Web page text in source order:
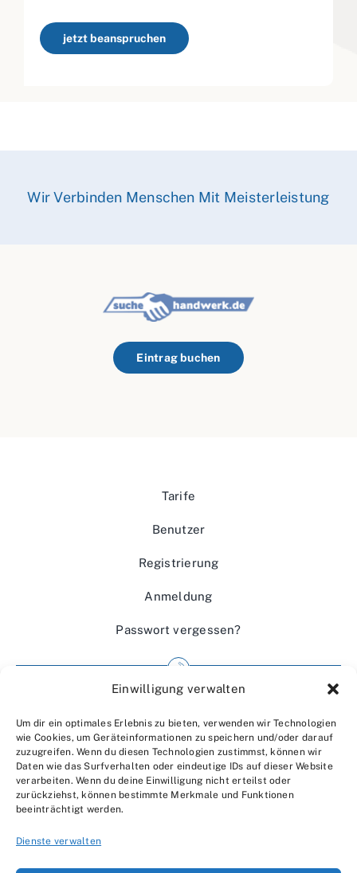
Einwilligung verwalten
Um dir ein optimales Erlebnis zu bieten, verwenden wir Technologien
wie Cookies, um Geräteinformationen zu speichern und/oder darauf
zuzugreifen. Wenn du diesen Technologien zustimmst, können wir
Daten wie das Surfverhalten oder eindeutige IDs auf dieser Website
verarbeiten. Wenn du deine Einwilligung nicht erteilst oder
zurückziehst, können bestimmte Merkmale und Funktionen
beeinträchtigt werden.
Dienste verwalten
jetzt beanspruchen
Wir Verbinden Menschen Mit Meisterleistung
Eintrag buchen
Tarife
Benutzer
Registrierung
Anmeldung
Passwort vergessen?
Wir über uns
Kontakt
Datenschutzerklärung